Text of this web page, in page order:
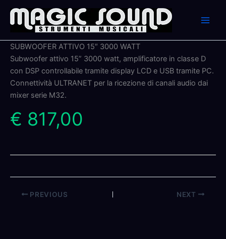
content
SUBWOOFER ATTIVO 15″ 3000 WATT
Subwoofer attivo 15” 3000 watt, amplificatore in classe D
con DSP controllabile tramite display LCD e USB tramite PC.
Connettività ULTRANET per la ricezione di canali audio dai
mixer serie M32.
€ 817,00
PREVIOUS NEXT